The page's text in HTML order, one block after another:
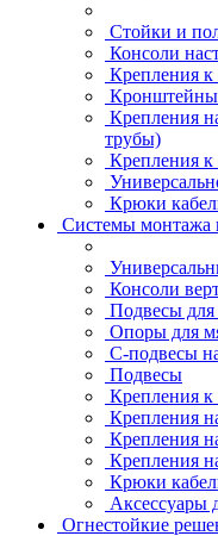
Стойки и
Консоли
Крепления к
Кронштейны
Крепления
трубы)
Крепления к
Крюки
Системы монтажа
Консоли
Подвесы для
Опоры для
С-подвесы
Подвесы
Крепления к
Крепления
Крепления
Крепления
Крюки
Аксессуары
Огнестойкие